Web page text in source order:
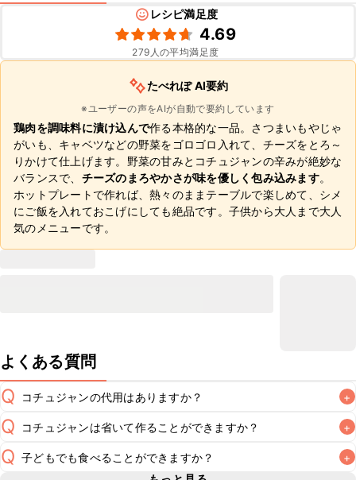
レシピ満足度
4.69
279 人の平均満足度
たべれぽ AI要約
※ユーザーの声をAIが自動で要約しています
鶏肉を調味料に漬け込んで作る本格的な一品。さつまいもやじゃ
がいも、キャベツなどの野菜をゴロゴロ入れて、チーズをとろ～
りかけて仕上げます。野菜の甘みとコチュジャンの辛みが絶妙な
バランスで、 チーズのまろやかさが味を優しく包み込みます。
ホットプレートで作れば、熱々のままテーブルで楽しめて、シメ
にご飯を入れておこげにしても絶品です。子供から大人まで大人
気のメニューです。
よくある質問
Q コチュジャンの代用はありますか？ +
A
Q コチュジャンは省いて作ることができますか？ +
使用量が少ない場合は省いてもお作りいただけますが、メイ
Q 子どもでも食べることができますか？ +